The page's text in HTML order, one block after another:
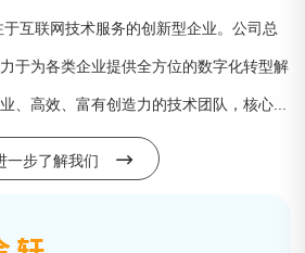
互联网技术服务的创新型企业。公司总
于为各类企业提供全方位的数字化转型解
、高效、富有创造力的技术团队，核心...
一步了解我们